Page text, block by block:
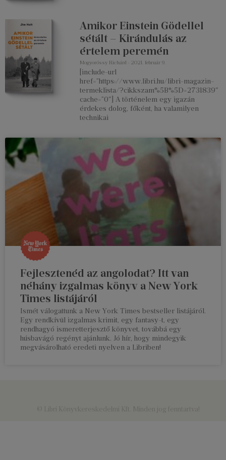
Amikor Einstein Gödellel
sétált – Kirándulás az
értelem peremén
Mogyoróssy Richárd 2021. február 9.
[include-url
href=”https://www.libri.hu/libri-magazin-
termeklista/?cikkszam%5B%5D=2731839″
cache=”0″] A történelem egy igazán
érdekes dolog, főként, ha valamilyen
technikai
Fejlesztenéd az angolodat? Itt van
néhány izgalmas könyv a New York
Times listájáról
Ismét válogattunk a New York Times bestseller listájáról.
Egy rendkívül izgalmas krimit, egy fantasy-t, egy
rendhagyó ismeretterjesztő könyvet, továbbá egy
húsbavágó regényt ajánlunk. Jó hír, hogy mindegyik
megvásárolható eredeti nyelven a Libriben!